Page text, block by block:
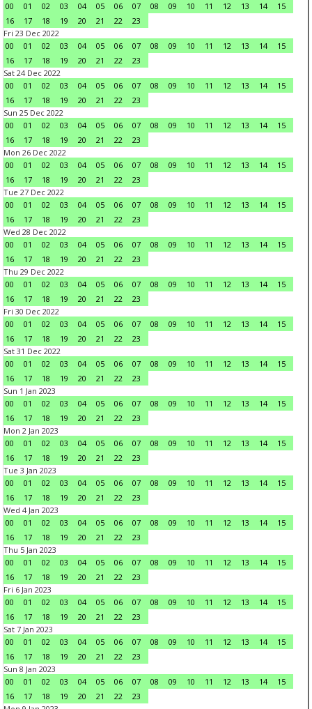
00
01 02 03 04 05 06 07 08 09 10 11 12 13 14
15
16
17 18 19 20 21 22
23
Fri 23 Dec 2022
00
01 02 03 04 05 06 07 08 09 10 11 12 13 14
15
16
17 18 19 20 21 22
23
Sat 24 Dec 2022
00
01 02 03 04 05 06 07 08 09 10 11 12 13 14
15
16
17 18 19 20 21 22
23
Sun 25 Dec 2022
00
01 02 03 04 05 06 07 08 09 10 11 12 13 14
15
16
17 18 19 20 21 22
23
Mon 26 Dec 2022
00
01 02 03 04 05 06 07 08 09 10 11 12 13 14
15
16
17 18 19 20 21 22
23
Tue 27 Dec 2022
00
01 02 03 04 05 06 07 08 09 10 11 12 13 14
15
16
17 18 19 20 21 22
23
Wed 28 Dec 2022
00
01 02 03 04 05 06 07 08 09 10 11 12 13 14
15
16
17 18 19 20 21 22
23
Thu 29 Dec 2022
00
01 02 03 04 05 06 07 08 09 10 11 12 13 14
15
16
17 18 19 20 21 22
23
Fri 30 Dec 2022
00
01 02 03 04 05 06 07 08 09 10 11 12 13 14
15
16
17 18 19 20 21 22
23
Sat 31 Dec 2022
00
01 02 03 04 05 06 07 08 09 10 11 12 13 14
15
16
17 18 19 20 21 22
23
Sun 1 Jan 2023
00
01 02 03 04 05 06 07 08 09 10 11 12 13 14
15
16
17 18 19 20 21 22
23
Mon 2 Jan 2023
00
01 02 03 04 05 06 07 08 09 10 11 12 13 14
15
16
17 18 19 20 21 22
23
Tue 3 Jan 2023
00
01 02 03 04 05 06 07 08 09 10 11 12 13 14
15
16
17 18 19 20 21 22
23
Wed 4 Jan 2023
00
01 02 03 04 05 06 07 08 09 10 11 12 13 14
15
16
17 18 19 20 21 22
23
Thu 5 Jan 2023
00
01 02 03 04 05 06 07 08 09 10 11 12 13 14
15
16
17 18 19 20 21 22
23
Fri 6 Jan 2023
00
01 02 03 04 05 06 07 08 09 10 11 12 13 14
15
16
17 18 19 20 21 22
23
Sat 7 Jan 2023
00
01 02 03 04 05 06 07 08 09 10 11 12 13 14
15
16
17 18 19 20 21 22
23
Sun 8 Jan 2023
00
01 02 03 04 05 06 07 08 09 10 11 12 13 14
15
16
17 18 19 20 21 22
23